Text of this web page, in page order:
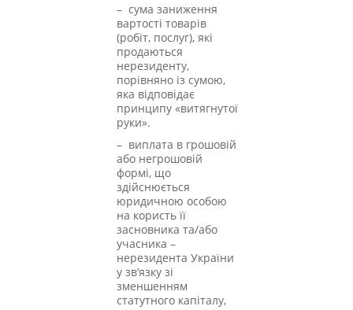
– сума заниження
вартості товарів
(робіт, послуг), які
продаються
нерезиденту,
порівняно із сумою,
яка відповідає
принципу «витягнутої
руки».
– виплата в грошовій
або негрошовій
формі, що
здійснюється
юридичною особою
на користь її
засновника та/або
учасника –
нерезидента України
у зв’язку зі
зменшенням
статутного капіталу,